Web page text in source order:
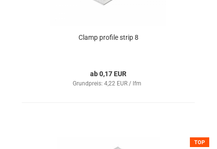
Clamp profile strip 8
ab 0,17 EUR
Grundpreis: 4,22 EUR / lfm
TOP